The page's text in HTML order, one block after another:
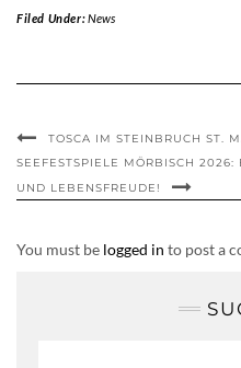
Filed Under:News
TOSCA IM STEINBRUCH ST.
SEEFESTSPIELE MÖRBISCH
UND LEBENSFREUDE!
You must be logged in to post a